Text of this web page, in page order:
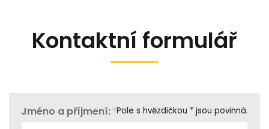
Kontaktní formulář
Pole s hvězdičkou * jsou povinná.
*
Jméno a příjmení: